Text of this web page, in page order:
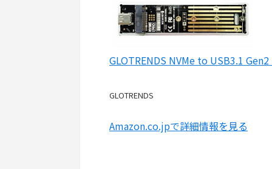
GLOTRENDS NVMe to USB3.1
GLOTRENDS
Amazon.co.jpで詳細情報を見る